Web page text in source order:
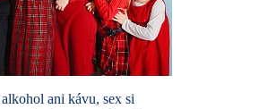
ani kávu, sex si